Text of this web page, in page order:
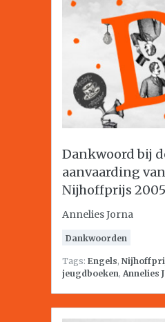
Dankwoord bij
aanvaarding
Nijhoffprijs 2005
Annelies Jorna
Dankwoorden
Tags: Engels,
jeugdboeken, Annelies